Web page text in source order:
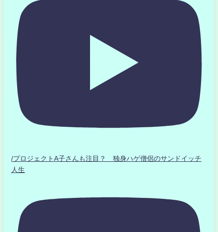
/プロジェクトA子さんも注目？ 独身ハゲ僧侶のサンドイッチ
人生